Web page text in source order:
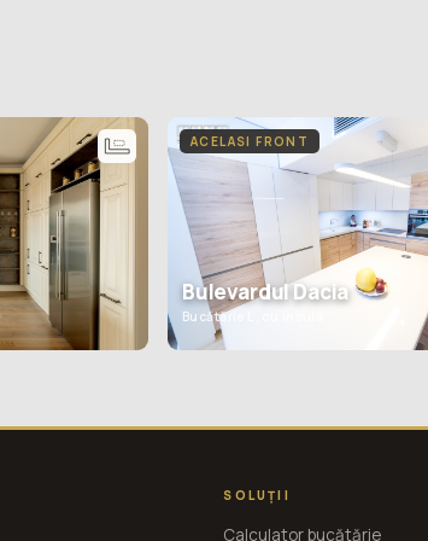
ACELASI FRONT
Bulevardul Dacia
Bucătărie L, cu insulă
SOLUȚII
Calculator bucătărie